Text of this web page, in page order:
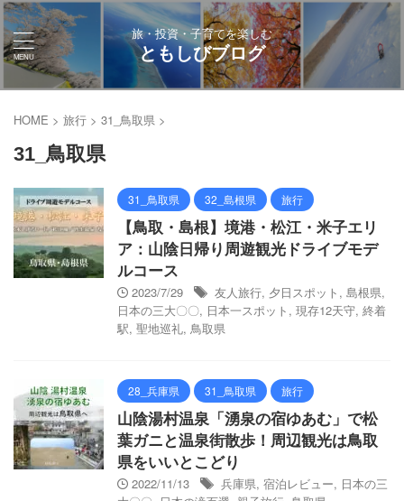
旅・投資・子育てを楽しむ
ともしびブログ
HOME > 旅行 > 31_鳥取県 >
31_鳥取県
31_鳥取県 32_島根県 旅行
【鳥取・島根】境港・松江・米子エリ
ア：山陰日帰り周遊観光ドライブモデ
ルコース
2023/7/29 友人旅行, 夕日スポット , 島根県,
日本の三大〇〇, 日本一スポット , 現存12天守, 終着
駅, 聖地巡礼, 鳥取県
28_兵庫県 31_鳥取県 旅行
山陰湯村温泉「湧泉の宿ゆあむ」で松
葉ガニと温泉街散歩！周辺観光は鳥取
県をいいとこどり
2022/11/13 兵庫県, 宿泊レビュー, 日本の三